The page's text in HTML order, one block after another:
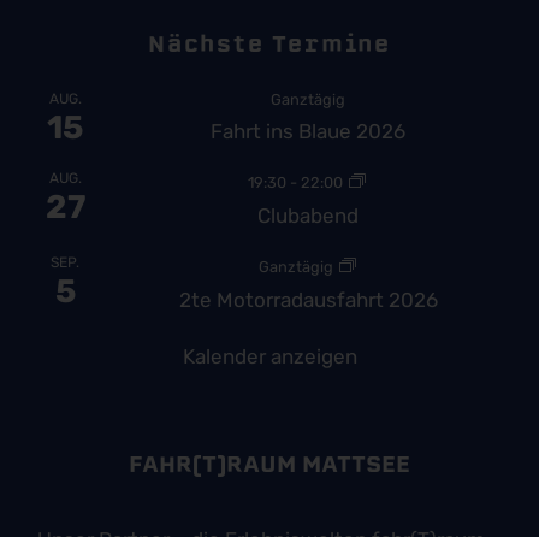
Nächste Termine
AUG.
15
Ganztägig
Fahrt ins Blaue 2026
AUG.
27
19:30 - 22:00
Clubabend
SEP.
5
Ganztägig
2te Motorradausfahrt 2026
Kalender anzeigen
FAHR(T)RAUM MATTSEE